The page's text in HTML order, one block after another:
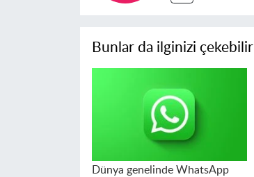
Bunlar da ilginizi çekebilir
Dünya genelinde WhatsApp